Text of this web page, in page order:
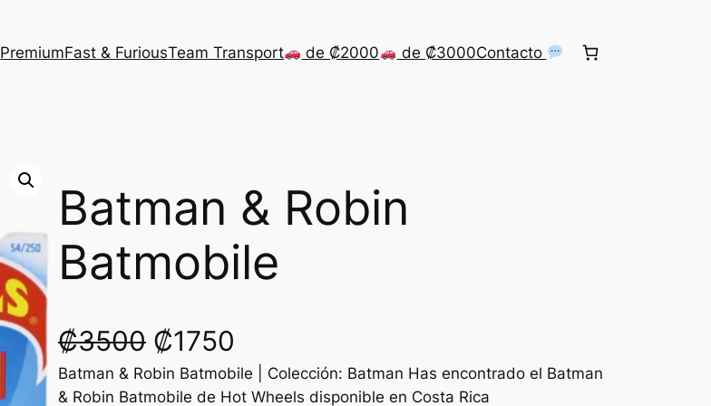
PremiumFast & FuriousTeam Transport de ₡2000 de ₡3000Contacto
Batman & Robin
Batmobile
₡3500 O
r
₡1750
u
Batman & Robin Batmobile | Colección: Batman Has encontrado el Batman
& Robin Batmobile de Hot Wheels disponible en Costa Rica